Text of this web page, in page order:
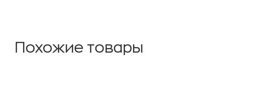
Похожие товары